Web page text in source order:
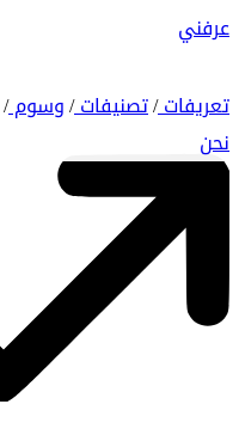
عرفني
تعريفات/ تصنيفات/ وسوم/
نحن